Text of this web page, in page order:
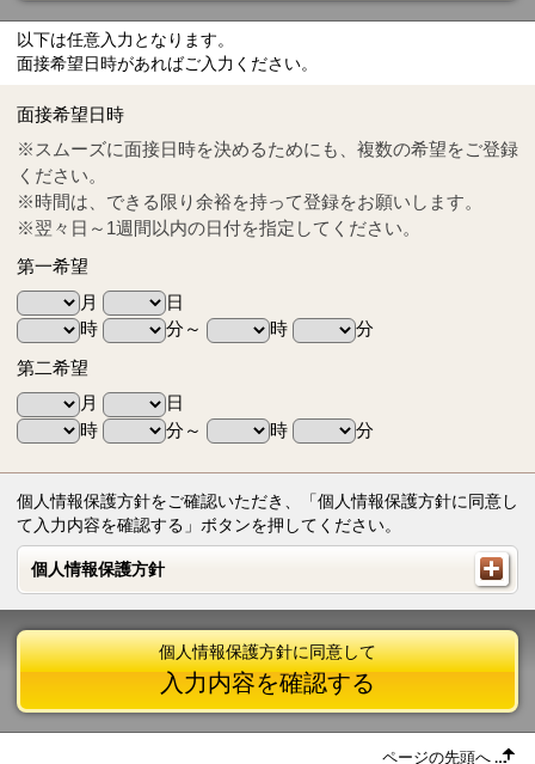
Tel
0570-55-0314
以下は任意入力となります。
面接希望日時があればご入力ください。
面接希望日時
※スムーズに面接日時を決めるためにも、複数の希望をご登録
ください。
※時間は、できる限り余裕を持って登録をお願いします。
※翌々日～1週間以内の日付を指定してください。
第一希望
月
日
時
分～ 時
分
第二希望
月
日
時
分～ 時 分
個人情報保護方針をご確認いただき、「個人情報保護方針に同意し
て入力内容を確認する」ボタンを押してください。
個人情報保護方針
個人情報保護方針
個人情報保護方針に同意して
入力内容を確認する
ページの先頭へ